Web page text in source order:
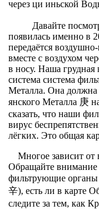
через ци иньской
Давайте
появилась именно в
передаётся
вместе с воздухом
в носу. Наша
система система
Металла. Она должна
янского Металла 庚
сказать, что наши
вирус
лёгких. Это общая
Многое зависит от
Обращайте внимание
фильтрующие органы
辛), есть ли в карте
следите за тем, как